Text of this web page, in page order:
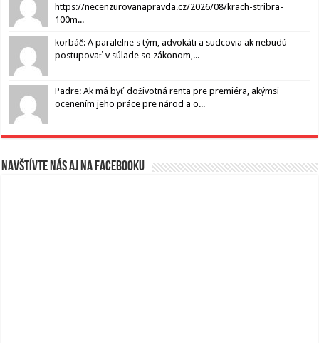
https://necenzurovanapravda.cz/2026/08/krach-stribra-
100m...
korbáč: A paralelne s tým, advokáti a sudcovia ak nebudú
postupovať v súlade so zákonom,...
Padre: Ak má byť doživotná renta pre premiéra, akýmsi
ocenením jeho práce pre národ a o...
Navštívte nás aj na Facebooku